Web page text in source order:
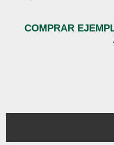
COMPRAR